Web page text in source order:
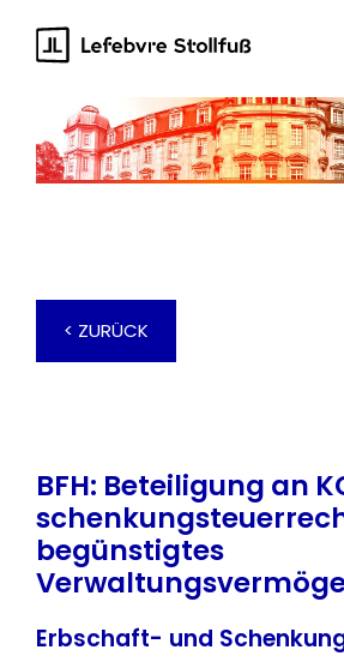
springen
< ZURÜCK
BFH: Beteiligung an
begünstigtes
Erbschaft- und